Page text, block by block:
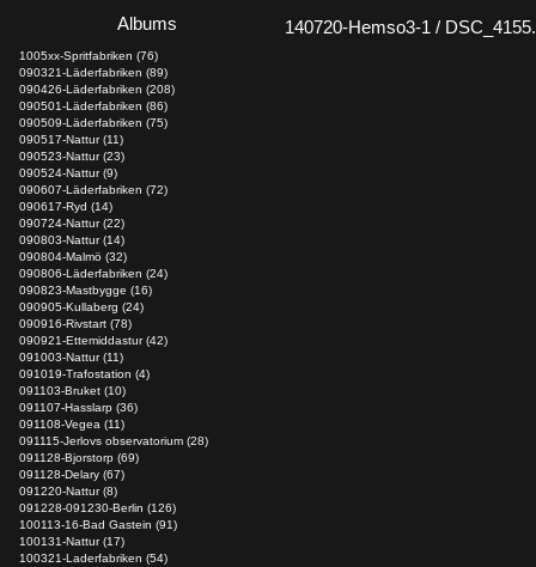
Albums
1005xx-Spritfabriken (76)
090321-Läderfabriken (89)
090426-Läderfabriken (208)
090501-Läderfabriken (86)
090509-Läderfabriken (75)
090517-Nattur (11)
090523-Nattur (23)
090524-Nattur (9)
090607-Läderfabriken (72)
090617-Ryd (14)
090724-Nattur (22)
090803-Nattur (14)
090804-Malmö (32)
090806-Läderfabriken (24)
090823-Mastbygge (16)
090905-Kullaberg (24)
090916-Rivstart (78)
090921-Ettemiddastur (42)
091003-Nattur (11)
091019-Trafostation (4)
091103-Bruket (10)
091107-Hasslarp (36)
091108-Vegea (11)
091115-Jerlovs observatorium (28)
091128-Bjorstorp (69)
091128-Delary (67)
091220-Nattur (8)
091228-091230-Berlin (126)
100113-16-Bad Gastein (91)
100131-Nattur (17)
100321-Laderfabriken (54)
140720-Hemso3-1 /